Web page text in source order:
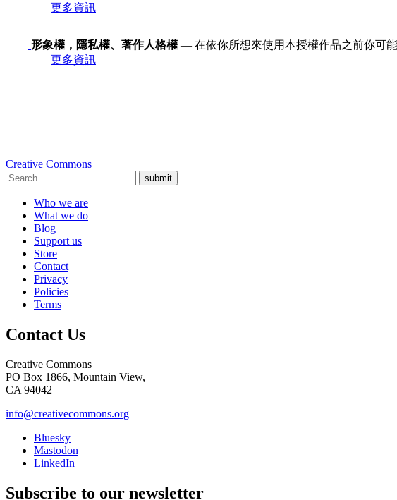
更多資訊
形象權，隱私權、著作人格權 — 在依你所想來使用本授權作品之前你可
更多資訊
Creative Commons
submit
Who we are
What we do
Blog
Support us
Store
Contact
Privacy
Policies
Terms
Contact Us
Creative Commons
PO Box 1866, Mountain View,
CA 94042
info@creativecommons.org
Bluesky
Mastodon
LinkedIn
Subscribe to our newsletter